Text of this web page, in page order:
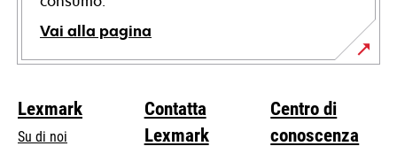
Vai alla pagina
Lexmark
Su di noi
Contatta
Lexmark
Centro di
conoscenza